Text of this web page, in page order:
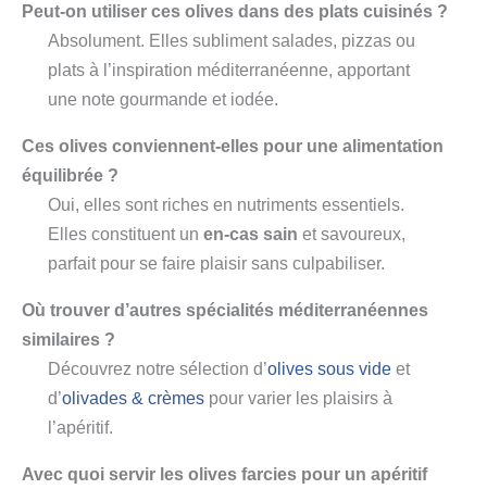
Peut-on utiliser ces olives dans des plats cuisinés ?
Absolument. Elles subliment salades, pizzas ou
plats à l’inspiration méditerranéenne, apportant
une note gourmande et iodée.
Ces olives conviennent-elles pour une alimentation
équilibrée ?
Oui, elles sont riches en nutriments essentiels.
Elles constituent un en-cas sain et savoureux,
parfait pour se faire plaisir sans culpabiliser.
Où trouver d’autres spécialités méditerranéennes
similaires ?
Découvrez notre sélection d’olives sous vide et
d’olivades & crèmes pour varier les plaisirs à
l’apéritif.
Avec quoi servir les olives farcies pour un apéritif